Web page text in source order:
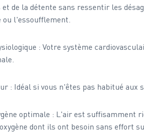
de la détente sans ressentir les
ou l'essoufflement.
: Votre système
: Idéal si vous n'êtes pas habitué aux
optimale : L'air est suffisamment
dont ils ont besoin sans effort